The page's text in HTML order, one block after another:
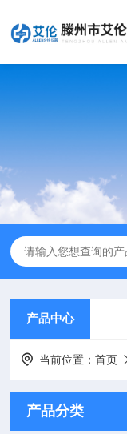
产品中心
当前位置：首页
产品分类